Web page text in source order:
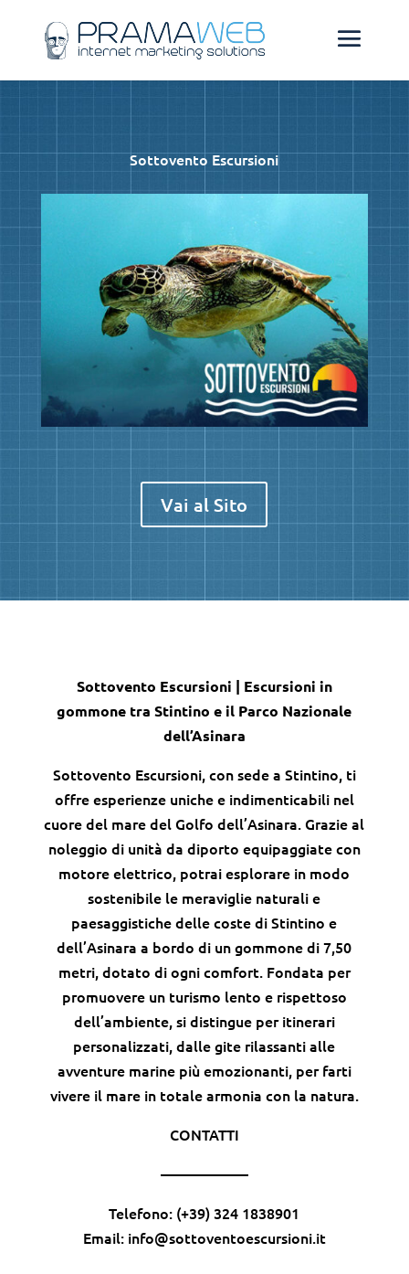
Sottovento Escursioni
Vai al Sito
Sottovento Escursioni | Escursioni in
gommone tra Stintino e il Parco Nazionale
dell’Asinara
Sottovento Escursioni, con sede a Stintino, ti
offre esperienze uniche e indimenticabili nel
cuore del mare del Golfo dell’Asinara. Grazie al
noleggio di unità da diporto equipaggiate con
motore elettrico, potrai esplorare in modo
sostenibile le meraviglie naturali e
paesaggistiche delle coste di Stintino e
dell’Asinara a bordo di un gommone di 7,50
metri, dotato di ogni comfort. Fondata per
promuovere un turismo lento e rispettoso
dell’ambiente, si distingue per itinerari
personalizzati, dalle gite rilassanti alle
avventure marine più emozionanti, per farti
vivere il mare in totale armonia con la natura.
CONTATTI
——————
Telefono: (+39) 324 1838901
Email: info@sottoventoescursioni.it